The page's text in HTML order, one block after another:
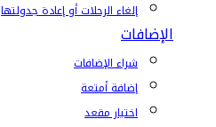
إلغاء الرحلات أو إعادة جدولتها
الإضافات
شراء الإضافات
إضافة أمتعة
اختيار مقعد